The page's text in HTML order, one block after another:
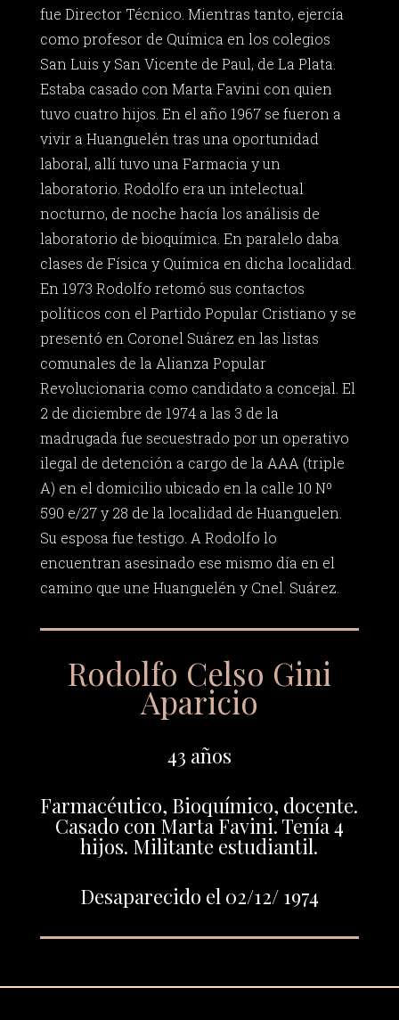
fue Director Técnico. Mientras tanto, ejercía
como profesor de Química en los colegios
San Luis y San Vicente de Paul, de La Plata.
Estaba casado con Marta Favini con quien
tuvo cuatro hijos. En el año 1967 se fueron a
vivir a Huanguelén tras una oportunidad
laboral, allí tuvo una Farmacia y un
laboratorio. Rodolfo era un intelectual
nocturno, de noche hacía los análisis de
laboratorio de bioquímica. En paralelo daba
clases de Física y Química en dicha localidad.
En 1973 Rodolfo retomó sus contactos
políticos con el Partido Popular Cristiano y se
presentó en Coronel Suárez en las listas
comunales de la Alianza Popular
Revolucionaria como candidato a concejal. El
2 de diciembre de 1974 a las 3 de la
madrugada fue secuestrado por un operativo
ilegal de detención a cargo de la AAA (triple
A) en el domicilio ubicado en la calle 10 Nº
590 e/27 y 28 de la localidad de Huanguelen.
Su esposa fue testigo. A Rodolfo lo
encuentran asesinado ese mismo día en el
camino que une Huanguelén y Cnel. Suárez.
Rodolfo Celso Gini
Aparicio
43 años
Farmacéutico, Bioquímico, docente.
Casado con Marta Favini. Tenía 4
hijos. Militante estudiantil.
Desaparecido el 02/12/ 1974